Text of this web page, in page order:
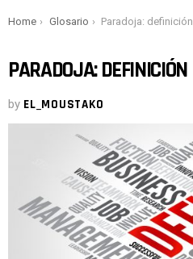
You are here:
Home Glosario Paradoja: definición
PARADOJA: DEFINICIÓN
by EL_MOUSTAKO